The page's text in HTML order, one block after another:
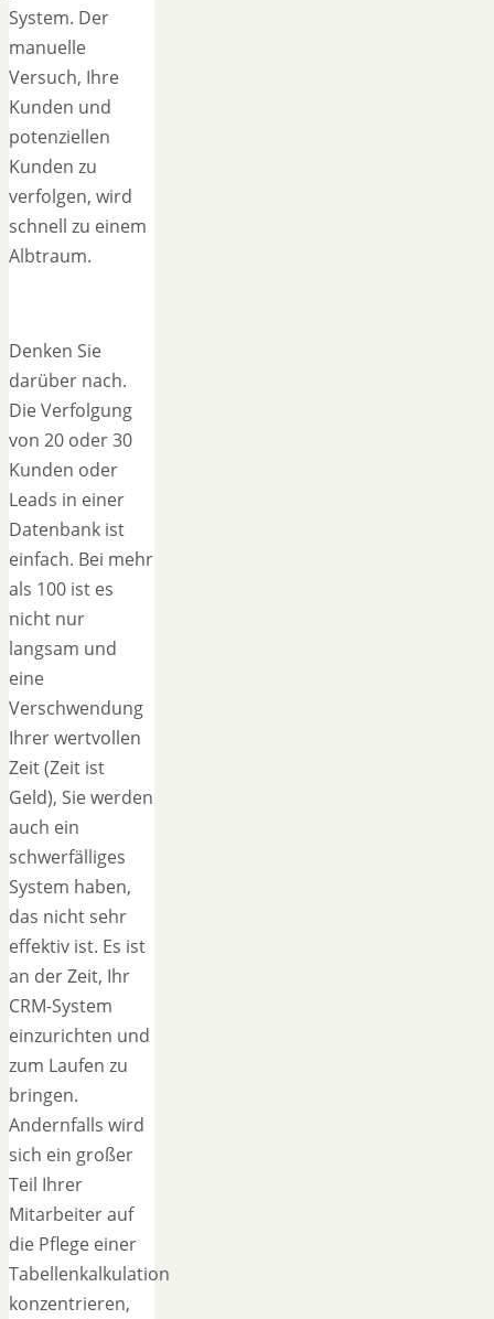
System. Der
manuelle
Versuch, Ihre
Kunden und
potenziellen
Kunden zu
verfolgen, wird
schnell zu einem
Albtraum.
Denken Sie
darüber nach.
Die Verfolgung
von 20 oder 30
Kunden oder
Leads in einer
Datenbank ist
einfach. Bei mehr
als 100 ist es
nicht nur
langsam und
eine
Verschwendung
Ihrer wertvollen
Zeit (Zeit ist
Geld), Sie werden
auch ein
schwerfälliges
System haben,
das nicht sehr
effektiv ist. Es ist
an der Zeit, Ihr
CRM-System
einzurichten und
zum Laufen zu
bringen.
Andernfalls wird
sich ein großer
Teil Ihrer
Mitarbeiter auf
die Pflege einer
Tabellenkalkulation
konzentrieren,